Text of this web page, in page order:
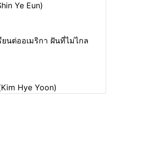
Ye Eun)
ยนต่ออเมริกา ฝันที่ไม่ไกล
Hye Yoon)